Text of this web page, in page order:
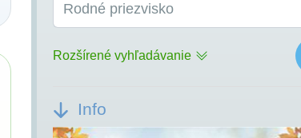
Rodné priezvisko
Rozšírené vyhľadávanie
Info